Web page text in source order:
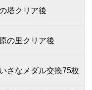
塔クリア後
の里クリア後
さなメダル交換75枚